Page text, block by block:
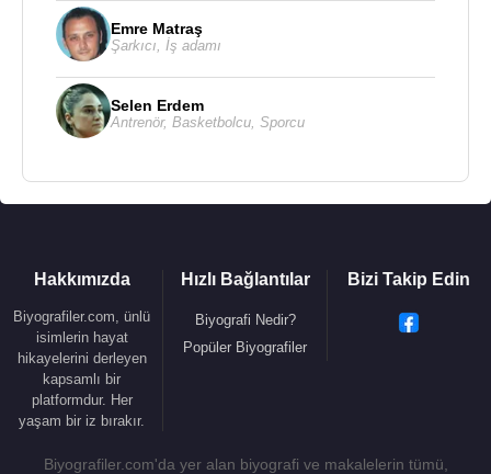
Emre Matraş
Şarkıcı İş adamı
Selen Erdem
Antrenör, Basketbolcu Sporcu
Hakkımızda
Biyografiler.com, ünlü
isimlerin hayat
hikayelerini derleyen
kapsamlı bir
platformdur. Her
yaşam bir iz bırakır.
Hızlı Bağlantılar
Biyografi Nedir?
Popüler Biyografiler
Bizi Takip Edin
Biyografiler.com'da yer alan biyografi ve makalelerin tümü,